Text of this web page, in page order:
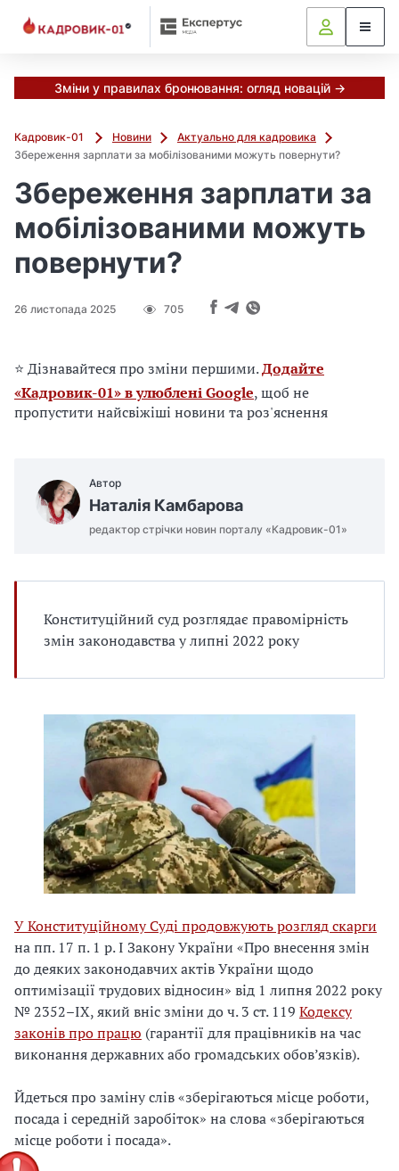
Зміни у правилах бронювання: огляд новацій →
Кадровик-01 Новини
Актуально для кадровика
Збереження зарплати за мобілізованими можуть повернути?
Збереження зарплати за
мобілізованими можуть
повернути?
26 листопада 2025 705
⭐ Дізнавайтеся про зміни першими.Додайте
«Кадровик-01» в улюблені Google, щоб не
пропустити найсвіжіші новини та роз'яснення
Автор
Наталія Камбарова
редактор стрічки новин порталу «Кадровик-01»
Конституційний суд розглядає правомірність
змін законодавства у липні 2022 року
У Конституційному Суді продовжують розгляд скарги
на пп. 17 п. 1 р. І Закону України «Про внесення змін
до деяких законодавчих актів України щодо
оптимізації трудових відносин» від 1 липня 2022 року
№ 2352–ІХ, який вніс зміни до ч. 3 ст. 119 Кодексу
законів про працю (гарантії для працівників на час
виконання державних або громадських обов’язків).
Йдеться про заміну слів «зберігаються місце роботи,
посада і середній заробіток» на слова «зберігаються
місце роботи і посада».